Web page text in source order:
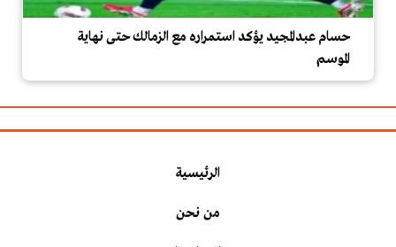
حسام عبدالمجيد يؤكد استمراره مع الزمالك حتى نهاية
الموسم
الرئيسية
من نحن